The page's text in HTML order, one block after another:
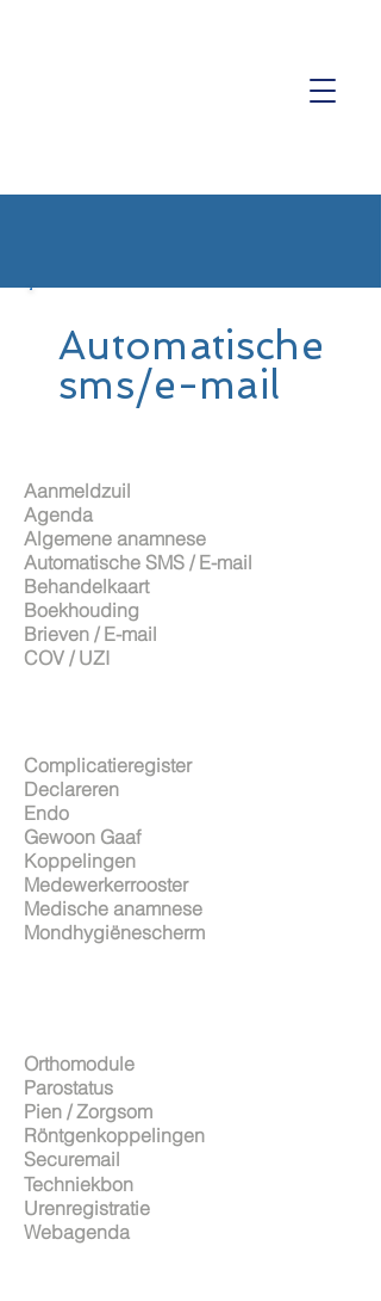
Automatische
sms/e-mail
Aanmeldzuil
Agenda
Algemene anamnese
Automatische SMS / E-mail
Behandelkaart
Boekhouding
Brieven / E-mail
COV / UZI
Complicatieregister
Declareren
Endo
Gewoon Gaaf
Koppelingen
Medewerkerrooster
Medische anamnese
Mondhygiënescherm
Orthomodule
Parostatus
Pien / Zorgsom
Röntgenkoppelingen
Securemail
Techniekbon
Urenregistratie
Webagenda